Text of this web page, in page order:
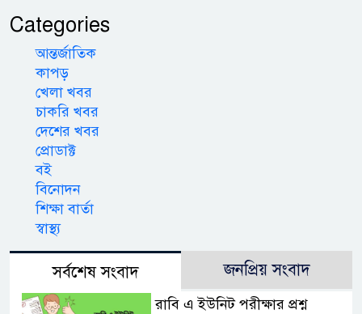
Categories
আন্তর্জাতিক
কাপড়
খেলা খবর
চাকরি খবর
দেশের খবর
প্রোডাক্ট
বই
বিনোদন
শিক্ষা বার্তা
স্বাস্থ্য
সর্বশেষ সংবাদ জনপ্রিয় সংবাদ
রাবি এ ইউনিট পরীক্ষার প্রশ্ন